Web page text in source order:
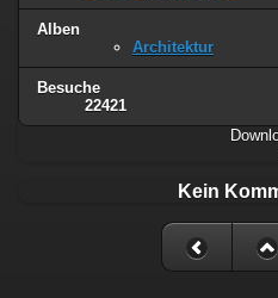
Alben
Architektur
Besuche
22421
Kein